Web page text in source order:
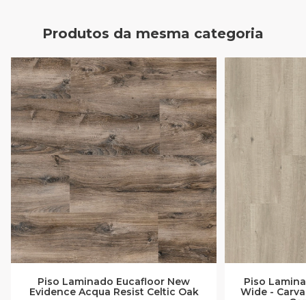
Produtos da mesma categoria
Piso Laminado Eucafloor New
Evidence Acqua Resist Celtic Oak
Piso
Wide -